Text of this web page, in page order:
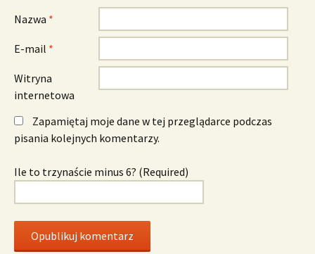
Nazwa *
E-mail *
Witryna
internetowa
Zapamiętaj moje dane w tej przeglądarce podczas
pisania kolejnych komentarzy.
Ile to trzynaście minus 6? (Required)